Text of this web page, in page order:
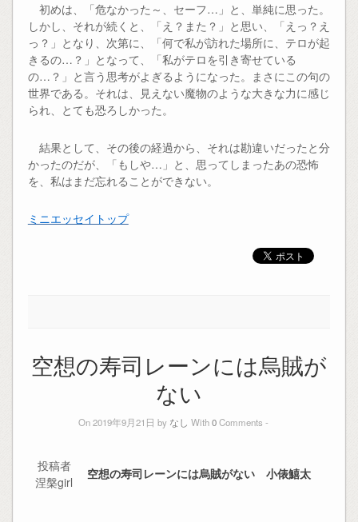
初めは、「危なかった～、セーフ…」と、単純に思った。
しかし、それが続くと、「え？また？」と思い、「えっ？え
っ？」となり、次第に、「何で私が訪れた場所に、テロが起
きるの…？」となって、「私がテロを引き寄せている
の…？」と言う思考がよぎるようになった。まさにこの句の
世界である。それは、見えない魔物のような大きな力に感じ
られ、とても恐ろしかった。
結果として、その後の経過から、それは勘違いだったと分
かったのだが、「もしや…」と、思ってしまったあの恐怖
を、私はまだ忘れることができない。
ミニエッセイトップ
空想の寿司レーンには烏賊が
ない
On 2019年9月21日 by なし With0Comments -
投稿者
涅槃girl
空想の寿司レーンには烏賊がない 小俵鱚太